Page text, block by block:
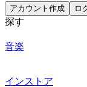
アカウント作成 ロ
探す
音楽
インストア